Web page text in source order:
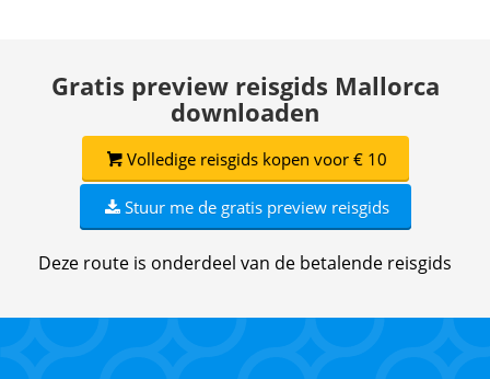
Gratis preview reisgids Mallorca
downloaden
Volledige reisgids kopen voor € 10
Stuur me de gratis preview reisgids
Deze route is onderdeel van de betalende reisgids